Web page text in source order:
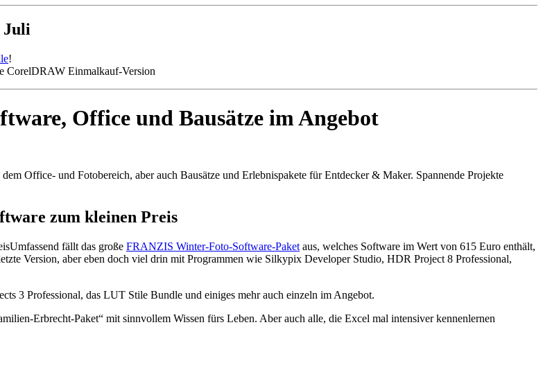
Juli
!
CorelDRAW Einmalkauf-Version
Office und Bausätze im Angebot
dem Office- und Fotobereich, aber auch Bausätze und Erlebnispakete für Entdecker & Maker. Spannende Projekte
zum kleinen Preis
Umfassend fällt das große FRANZIS Winter-Foto-Software-Paket aus, welches Software im Wert von 615 Euro enthält,
Version, aber eben doch viel drin mit Programmen wie Silkypix Developer Studio, HDR Project 8 Professional,
3 Professional, das LUT Stile Bundle und einiges mehr auch einzeln im Angebot.
Erbrecht-Paket“ mit sinnvollem Wissen fürs Leben. Aber auch alle, die Excel mal intensiver kennenlernen